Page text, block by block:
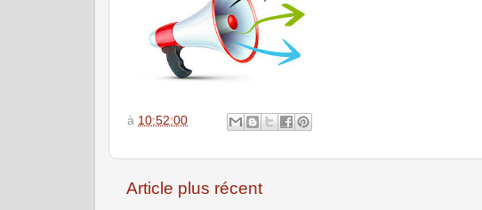
à 10:52:00
Article plus récent